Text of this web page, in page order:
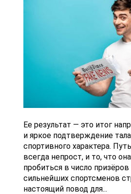
Ее результат — это итог
и яркое подтверждение
спортивного характера.
всегда непрост, и то, что
пробиться в число
сильнейших спортсменов
настоящий повод для...